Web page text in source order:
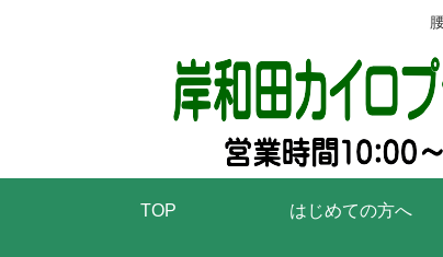
TOP はじめての方へ